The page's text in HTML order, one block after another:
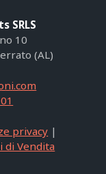
SRLS
10
(AL)
privacy |
di Vendita